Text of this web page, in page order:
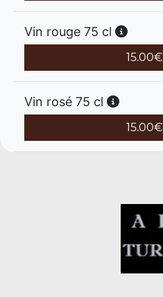
Vin rouge 75 cl
15.00€
Vin rosé 75 cl
15.00€